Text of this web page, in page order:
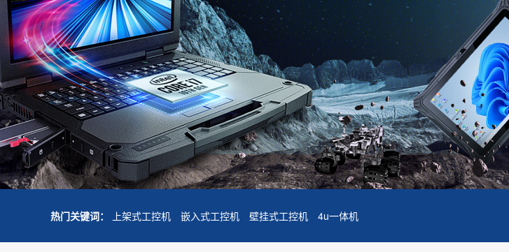
热门关键词： 上架式工控机 嵌入式工控机 壁挂式工控机 4u一体机